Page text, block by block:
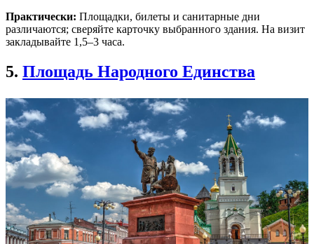
Практически: Площадки, билеты и санитарные дни
различаются; сверяйте карточку выбранного здания. На визит
закладывайте 1,5–3 часа.
5. Площадь Народного Единства